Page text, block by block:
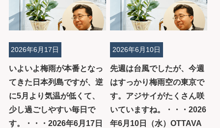
いよいよ梅雨が本番となっ
てきた日本列島ですが、逆
に5月より気温が低くて、
少し過ごしやすい毎日で
す。・・・2026年6月17日
2026年6月17日
先週は台風でしたが、今週
はすっかり梅雨空の東京で
す。アジサイがたくさん咲
いていますね。・・・2026
年6月10日（水）OTTAVA
2026年6月10日